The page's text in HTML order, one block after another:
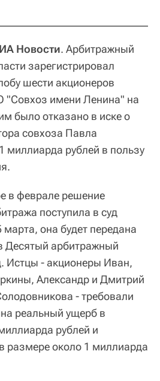
Новости. Арбитражный
зарегистрировал
шести акционеров
"Совхоз имени Ленина" на
было отказано в иске о
совхоза Павла
миллиарда рублей в пользу
в феврале решение
поступила в суд
она будет передана
Десятый арбитражный
Истцы - акционеры Иван,
Александр и Дмитрий
- требовали
реальный ущерб в
рублей и
размере около 1 миллиарда